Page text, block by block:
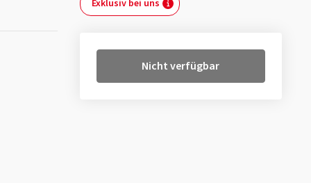
Exklusiv bei uns
Nicht verfügbar